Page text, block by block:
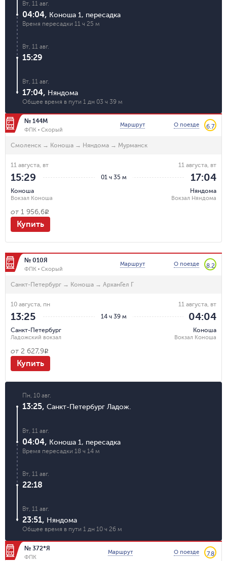
Вт, 11 авг.
04:04, Коноша 1 , пересадка
Время пересадки 11 ч 25 м
Вт, 11 авг.
15:29
Вт, 11 авг.
17:04, Няндома
Общее время в пути 1 дн 03 ч 39 м
№ 144М
ФПК Скорый
Маршрут О поезде 6.7
Смоленск → Коноша → Няндома → Мурманск
01 ч 35 м
11 августа, вт
15:29
Коноша
Вокзал Коноша
11 августа, вт
17:04
Няндома
Вокзал Няндома
от 1 956,6R
Купить
№ 010Я
ФПК Скорый
Маршрут О поезде 8.2
Санкт-Петербург → Коноша → АрханГел Г
14 ч 39 м
10 августа, пн
13:25
Санкт-Петербург
Ладожский вокзал
11 августа, вт
04:04
Коноша
Вокзал Коноша
от 2 627,9R
Купить
Пн, 10 авг.
13:25, Санкт-Петербург Ладож.
Вт, 11 авг.
04:04, Коноша 1 , пересадка
Время пересадки 18 ч 14 м
Вт, 11 авг.
22:18
Вт, 11 авг.
23:51, Няндома
Общее время в пути 1 дн 10 ч 26 м
№ 372*Я
ФПК
Маршрут О поезде 7.8